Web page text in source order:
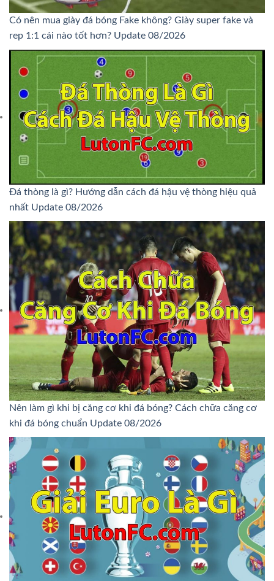
Có nên mua giày đá bóng Fake không? Giày super fake và
rep 1:1 cái nào tốt hơn? Update 08/2026
Đá thòng là gì? Hướng dẫn cách đá hậu vệ thòng hiệu quả
nhất Update 08/2026
Nên làm gì khi bị căng cơ khi đá bóng? Cách chữa căng cơ
khi đá bóng chuẩn Update 08/2026